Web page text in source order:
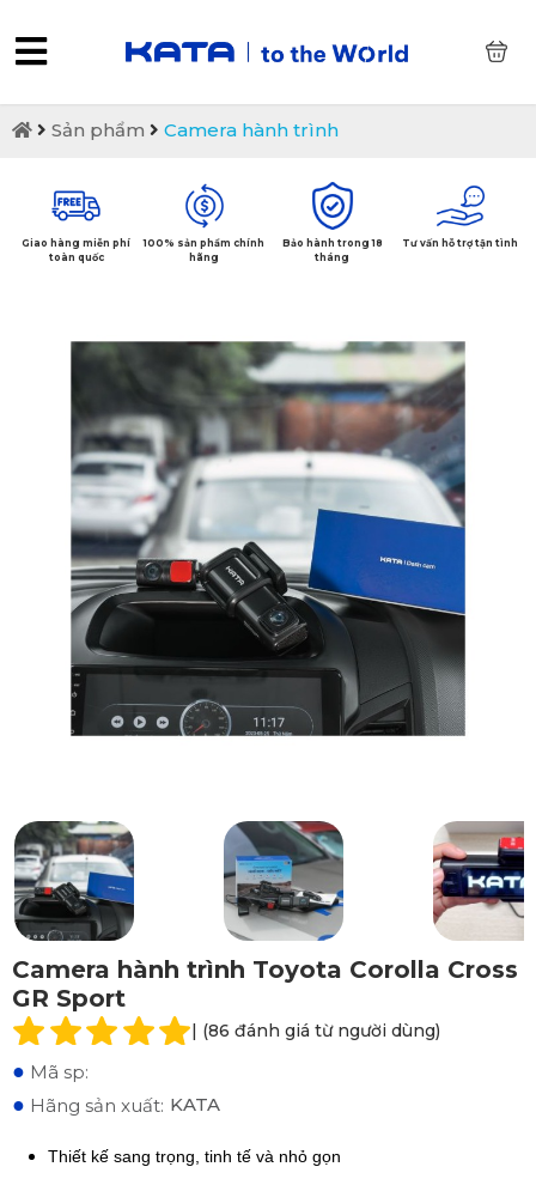
Sản phẩm Camera hành trình
Giao hàng miễn phí
toàn quốc
100% sản phẩm chính
hãng
Bảo hành trong 18
tháng
Tư vấn hỗ trợ tận tình
Camera hành trình Toyota Corolla Cross
GR Sport
| (86 đánh giá từ người dùng)
● Mã sp:
● Hãng sản xuất: KATA
Thiết kế sang trọng, tinh tế và nhỏ gọn